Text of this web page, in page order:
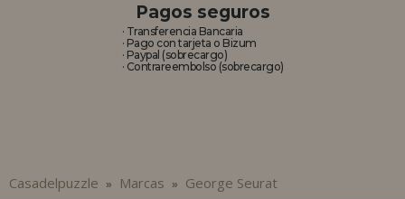
Pagos seguros
· Transferencia Bancaria
· Pago con tarjeta o Bizum
· Paypal (sobrecargo)
· Contrareembolso (sobrecargo)
Casadelpuzzle » Marcas » George Seurat